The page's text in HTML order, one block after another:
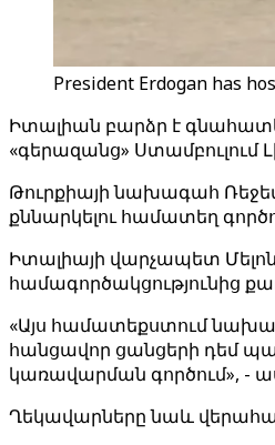
President Erdogan has
Իտալիան բարձր է
«գերազանց»
Թուրքիայի նախագահ
քննարկելու համատեղ
Իտալիայի վարչապետ
համագործակցությունից
«Այս համատեքստում
հանցավոր ցանցերի դեմ
կառավարման գործում», -
Ղեկավարները նաև